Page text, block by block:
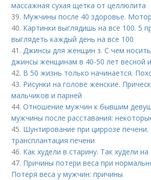
массажная сухая щетка от целлюлита
39. Мужчины после 40 здоровье.
40. Картинки выглядишь на все 100. 5
выглядеть каждый день на все 100
41.Джинсы для женщин з. С чем
джинсы женщинам в 40-50 лет весной
42. В 50 жизнь только начинается.
43. Рисунки на голове женские.
мальчиков и парней
44.Отношение мужчин к бывшим
мужчины после расставания:
45. Шунтирование при циррозе
трансплантация печени
46. Как худели в старину. Так худели на
47. Причины потери веса при
Потеря веса у мужчин: причины